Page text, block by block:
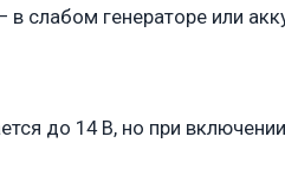
в слабом генераторе или
до 14 В, но при